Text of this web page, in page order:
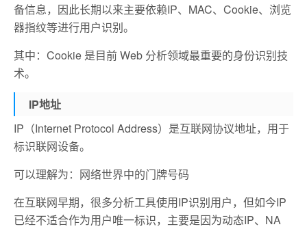
备信息，因此长期以来主要依赖IP、MAC、Cookie、浏览
器指纹等进行用户识别。
其中：Cookie 是目前 Web 分析领域最重要的身份识别技
术。
IP地址
IP（Internet Protocol Address）是互联网协议地址，用于
标识联网设备。
可以理解为：网络世界中的门牌号码
在互联网早期，很多分析工具使用IP识别用户，但如今IP
已经不适合作为用户唯一标识，主要是因为动态IP、NA